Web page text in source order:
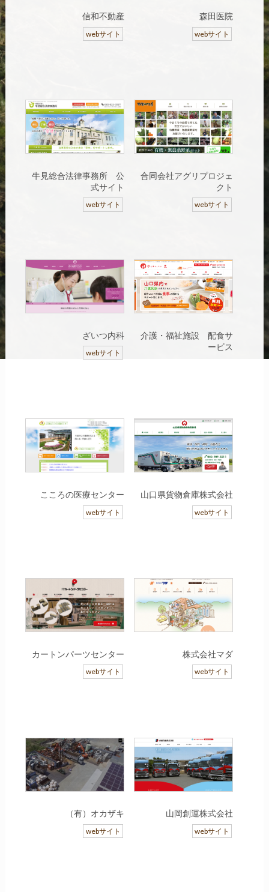
信和不動産
webサイト
森田医院
webサイト
牛見総合法律事務所 公
式サイト
webサイト
合同会社アグリプロジェ
クト
webサイト
ざいつ内科
webサイト
介護・福祉施設 配食サ
ービス
こころの医療センター
webサイト
山口県貨物倉庫株式会社
webサイト
カートンパーツセンター
webサイト
株式会社マダ
webサイト
（有）オカザキ
webサイト
山岡創運株式会社
webサイト